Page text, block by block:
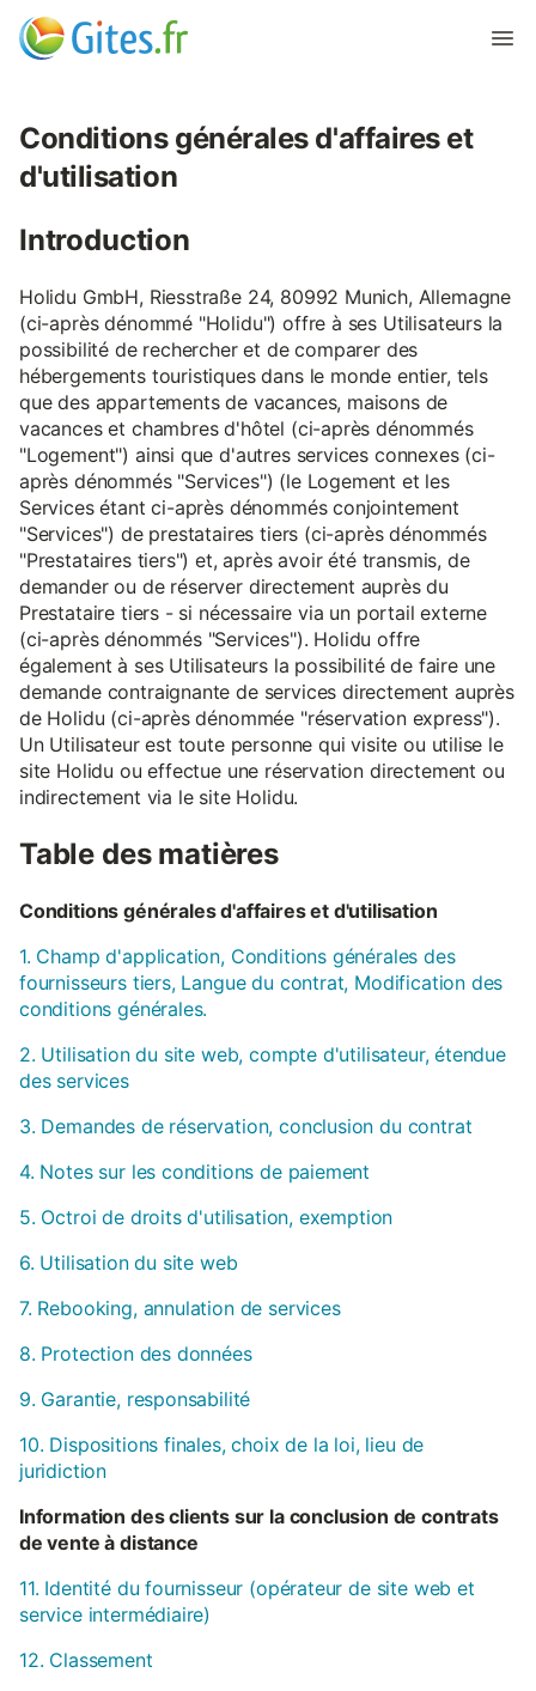
Conditions générales d'affaires et
d'utilisation
Introduction
Holidu GmbH, Riesstraße 24, 80992 Munich, Allemagne
(ci-après dénommé "Holidu") offre à ses Utilisateurs la
possibilité de rechercher et de comparer des
hébergements touristiques dans le monde entier, tels
que des appartements de vacances, maisons de
vacances et chambres d'hôtel (ci-après dénommés
"Logement") ainsi que d'autres services connexes (ci-
après dénommés "Services") (le Logement et les
Services étant ci-après dénommés conjointement
"Services") de prestataires tiers (ci-après dénommés
"Prestataires tiers") et, après avoir été transmis, de
demander ou de réserver directement auprès du
Prestataire tiers - si nécessaire via un portail externe
(ci-après dénommés "Services"). Holidu offre
également à ses Utilisateurs la possibilité de faire une
demande contraignante de services directement auprès
de Holidu (ci-après dénommée "réservation express").
Un Utilisateur est toute personne qui visite ou utilise le
site Holidu ou effectue une réservation directement ou
indirectement via le site Holidu.
Table des matières
Conditions générales d'affaires et d'utilisation
1. Champ d'application, Conditions générales des
fournisseurs tiers, Langue du contrat, Modification des
conditions générales.
2. Utilisation du site web, compte d'utilisateur, étendue
des services
3. Demandes de réservation, conclusion du contrat
4. Notes sur les conditions de paiement
5. Octroi de droits d'utilisation, exemption
6. Utilisation du site web
7. Rebooking, annulation de services
8. Protection des données
9. Garantie, responsabilité
10. Dispositions finales, choix de la loi, lieu de
juridiction
Information des clients sur la conclusion de contrats
de vente à distance
11. Identité du fournisseur (opérateur de site web et
service intermédiaire)
12. Classement